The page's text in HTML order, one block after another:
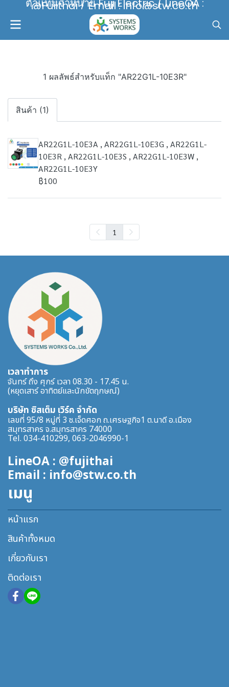
ตัวแทนจำหน่าย Fuji Electric / LineOA :
@Fujithai / Email : info@stw.co.th
1 ผลลัพธ์สำหรับแท็ก "AR22G1L-10E3R"
สินค้า (1)
AR22G1L-10E3A , AR22G1L-10E3G , AR22G1L-
10E3R , AR22G1L-10E3S , AR22G1L-10E3W ,
AR22G1L-10E3Y
฿100
1
เวลาทำการ
จันทร์ ถึง ศุกร์ เวลา 08.30 - 17.45 น.
(หยุดเสาร์ อาทิตย์และนักขัตฤกษณ์)
บริษัท ซิสเต็ม เวิร์ค จำกัด
เลขที่ 95/8 หมู่ที่ 3 ซ.เจ็ดศอก ถ.เศรษฐกิจ1 ต.นาดี อ.เมือง
สมุทรสาคร จ.สมุทรสาคร 74000
Tel. 034-410299, 063-2046990-1
LineOA : @fujithai
Email : info@stw.co.th
เมนู
หน้าแรก
สินค้าทั้งหมด
เกี่ยวกับเรา
ติดต่อเรา